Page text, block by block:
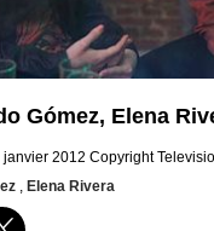
Gómez, Elena
janvier 2012 Copyright
, Elena Rivera